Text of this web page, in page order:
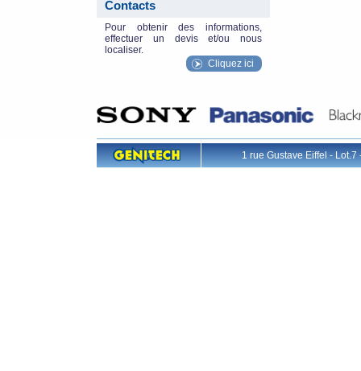
Contacts
Pour obtenir des informations,
effectuer un devis et/ou nous
localiser.
Cliquez ici
1 rue Gustave Eiffel -